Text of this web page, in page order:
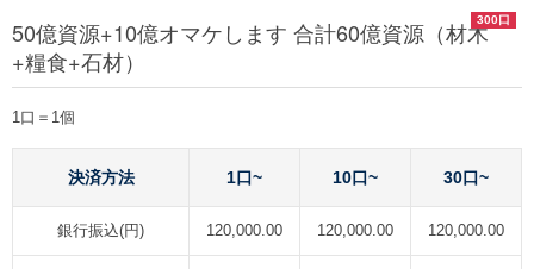
300口
50億資源+10億オマケします 合計60億資源（材木
+糧食+石材）
1口＝1個
決済方法 1口~ 10口~ 30口~
銀行振込(円) 120,000.00 120,000.00 120,000.00